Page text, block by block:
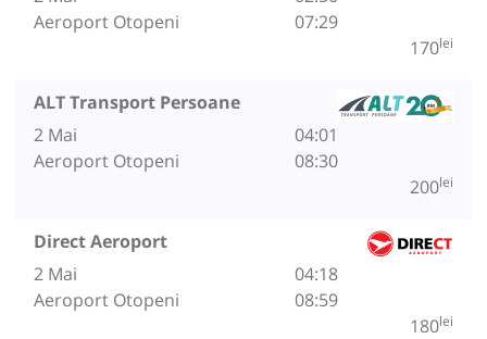
Aeroport Otopeni
07:29
170lei
ALT Transport Persoane
2 Mai
Aeroport Otopeni
04:01
08:30
200lei
Direct Aeroport
2 Mai
Aeroport Otopeni
04:18
08:59
180lei